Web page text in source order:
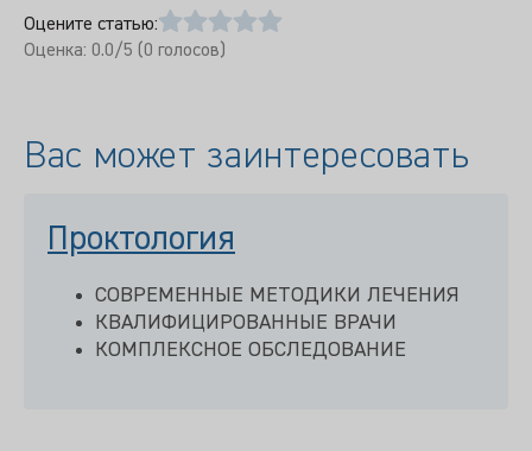
Оцените статью:
Оценка: 0.0/5 (0 голосов)
Вас может заинтересовать
Проктология
СОВРЕМЕННЫЕ МЕТОДИКИ ЛЕЧЕНИЯ
КВАЛИФИЦИРОВАННЫЕ ВРАЧИ
КОМПЛЕКСНОЕ ОБСЛЕДОВАНИЕ